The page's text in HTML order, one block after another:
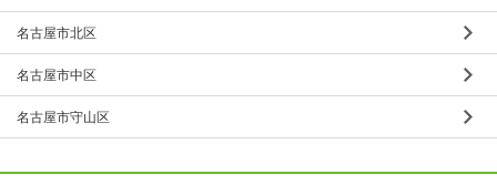
名古屋市北区
名古屋市中区
名古屋市守山区